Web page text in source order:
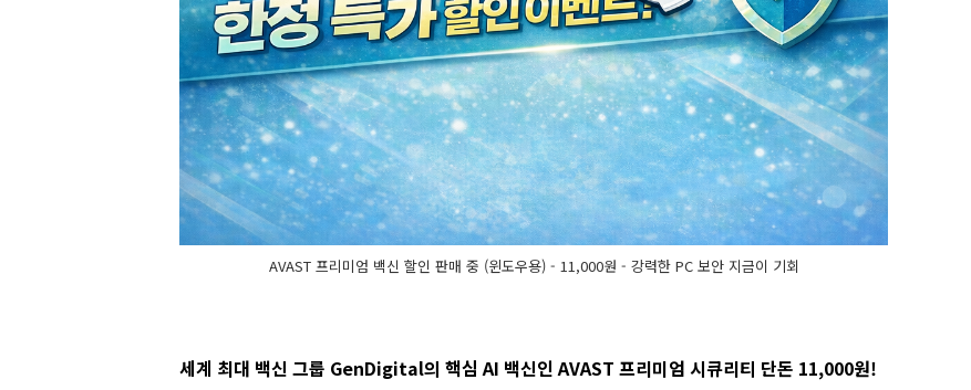
AVAST 프리미엄 백신 할인 판매 중 (윈도우용) - 11,000원 - 강력한 PC 보안 지금이 기회
세계 최대 백신 그룹 GenDigital의 핵심 AI 백신인 AVAST 프리미엄 시큐리티 단돈 11,000원!